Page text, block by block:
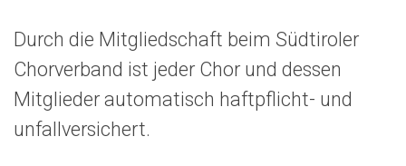
Durch die Mitgliedschaft beim Südtiroler
Chorverband ist jeder Chor und dessen
Mitglieder automatisch haftpflicht- und
unfallversichert.